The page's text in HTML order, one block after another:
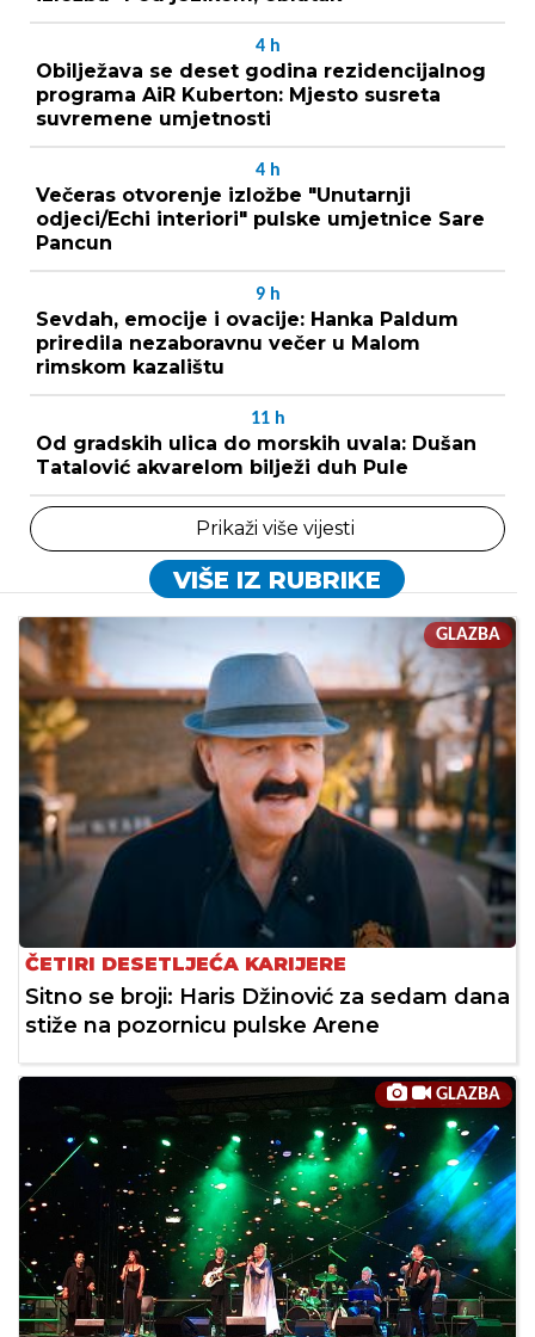
4 h
Obilježava se deset godina rezidencijalnog
programa AiR Kuberton: Mjesto susreta
suvremene umjetnosti
4 h
Večeras otvorenje izložbe "Unutarnji
odjeci/Echi interiori" pulske umjetnice Sare
Pancun
9 h
Sevdah, emocije i ovacije: Hanka Paldum
priredila nezaboravnu večer u Malom
rimskom kazalištu
11 h
Od gradskih ulica do morskih uvala: Dušan
Tatalović akvarelom bilježi duh Pule
Prikaži više vijesti
VIŠE IZ RUBRIKE
GLAZBA
ČETIRI DESETLJEĆA KARIJERE
Sitno se broji: Haris Džinović za sedam dana
stiže na pozornicu pulske Arene
GLAZBA